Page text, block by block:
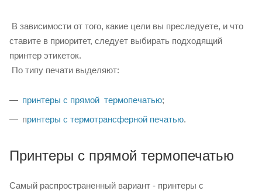
В зависимости от того, какие цели вы преследуете, и что
ставите в приоритет, следует выбирать подходящий
принтер этикеток.
По типу печати выделяют:
принтеры с прямой термопечатью;
принтеры с термотрансферной печатью.
Принтеры с прямой термопечатью
Самый распространенный вариант - принтеры с